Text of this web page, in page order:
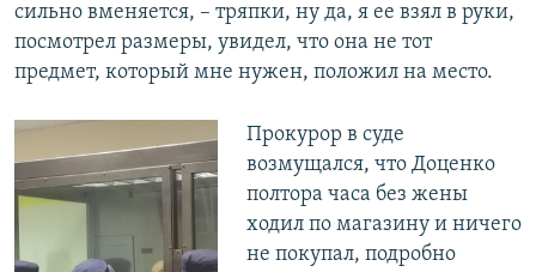
сильно вменяется, – тряпки, ну да, я ее взял в руки,
посмотрел размеры, увидел, что она не тот
предмет, который мне нужен, положил на место.
Прокурор в суде
возмущался, что Доценко
полтора часа без жены
ходил по магазину и ничего
не покупал, подробно